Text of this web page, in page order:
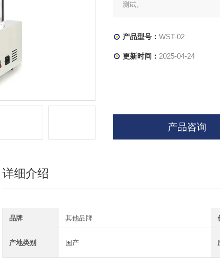
测试。
产品型号： WST-02
更新时间： 2025-04-24
产品咨询
详细介绍
品牌 其他品牌
产地类别 国产